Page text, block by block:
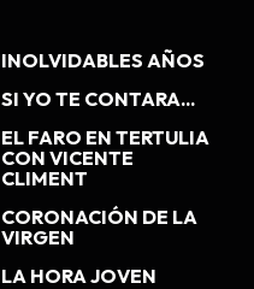
INOLVIDABLES AÑOS
SI YO TE CONTARA...
EL FARO EN TERTULIA
CON VICENTE
CLIMENT
CORONACIÓN DE LA
VIRGEN
LA HORA JOVEN